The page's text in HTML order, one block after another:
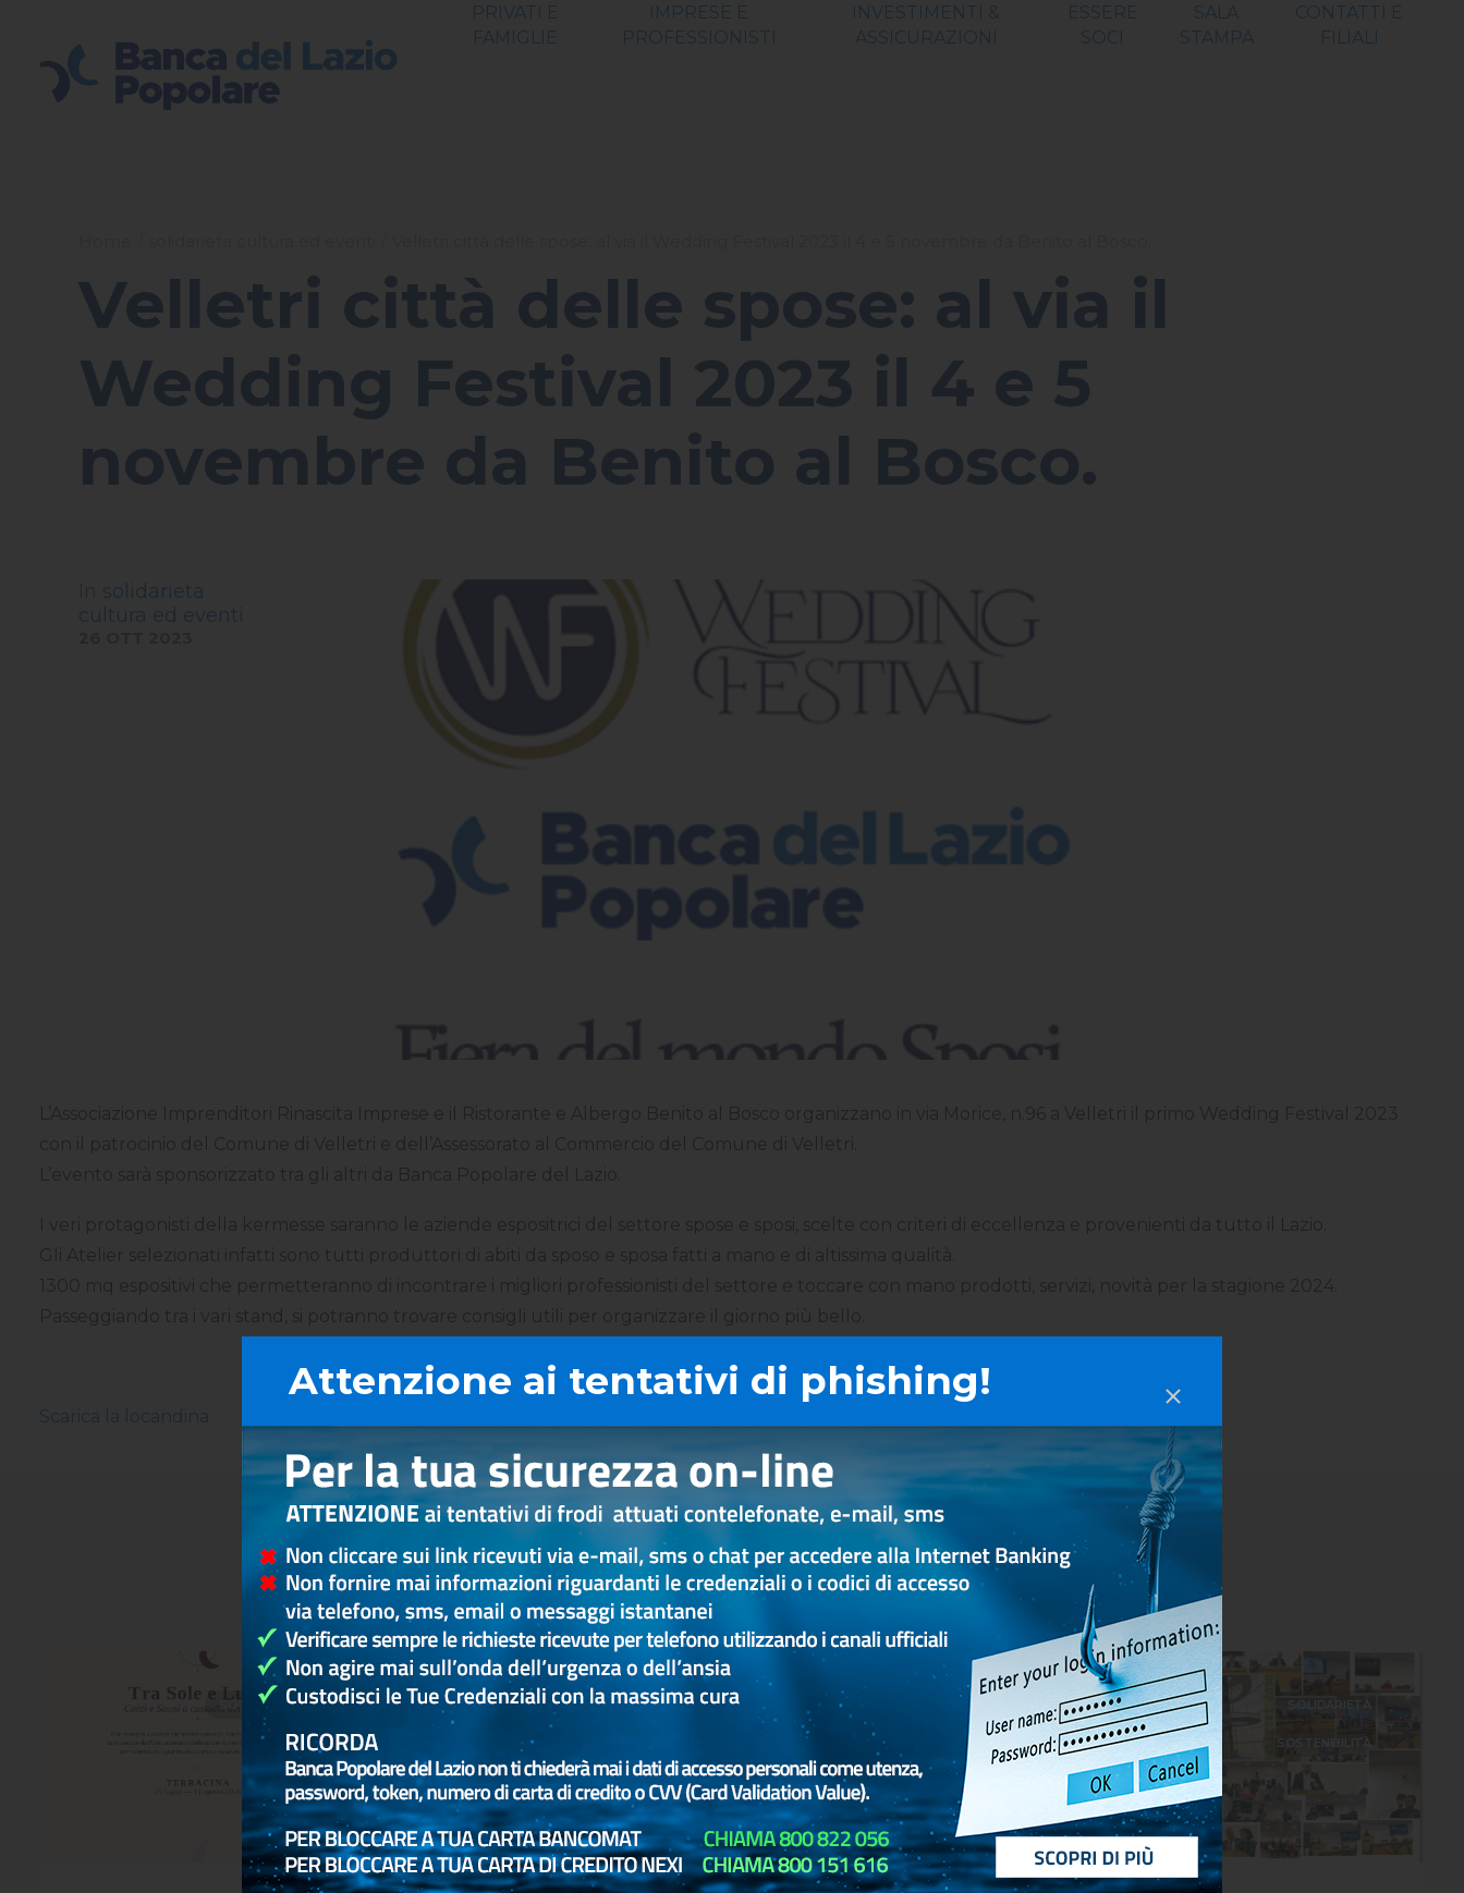
PRIVATI E
FAMIGLIE
IMPRESE E
PROFESSIONISTI
INVESTIMENTI &
ASSICURAZIONI
ESSERE
SOCI
SALA
STAMPA
CONTATTI E
FILIALI
Velletri città delle spose: al via il
Wedding Festival 2023 il 4 e 5
novembre da Benito al Bosco.
solidarieta
cultura ed eventi
Scarica la locandina
Altri articoli
SOLIDARIETÀ CULTURA
SOLIDARIETA CULTURA ED
EVENTI
SOLIDARIETÀ CULTURA
SOLIDARIETA CULTURA ED
EVENTI
SOSTENIBILITÀ
Attenzione ai tentativi di phishing!